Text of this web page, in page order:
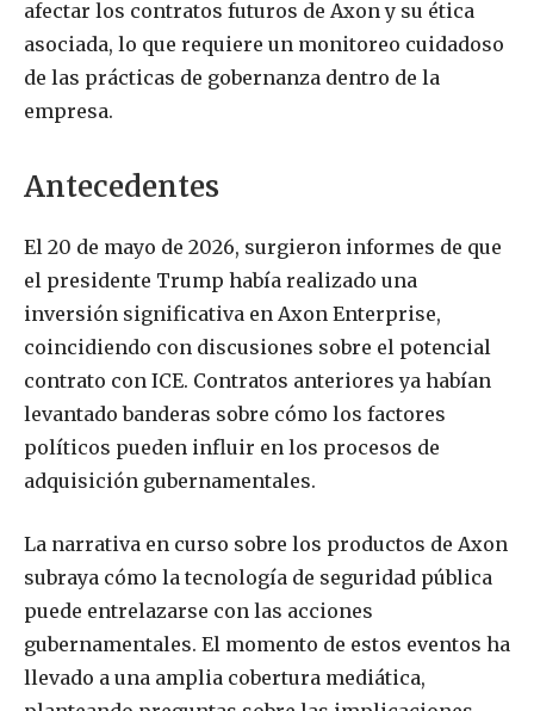
afectar los contratos futuros de Axon y su ética
asociada, lo que requiere un monitoreo cuidadoso
de las prácticas de gobernanza dentro de la
empresa.
Antecedentes
El 20 de mayo de 2026, surgieron informes de que
el presidente Trump había realizado una
inversión significativa en Axon Enterprise,
coincidiendo con discusiones sobre el potencial
contrato con ICE. Contratos anteriores ya habían
levantado banderas sobre cómo los factores
políticos pueden influir en los procesos de
adquisición gubernamentales.
La narrativa en curso sobre los productos de Axon
subraya cómo la tecnología de seguridad pública
puede entrelazarse con las acciones
gubernamentales. El momento de estos eventos ha
llevado a una amplia cobertura mediática,